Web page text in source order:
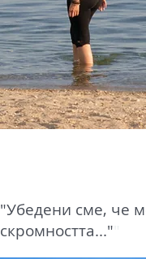
"Убедени сме, че
скромността..."